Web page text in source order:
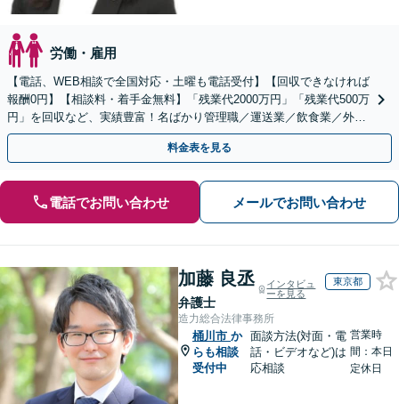
労働・雇用
【電話、WEB相談で全国対応・土曜も電話受付】【回収できなければ
報酬0円】【相談料・着手金無料】「残業代2000万円」「残業代500万
円」を回収など、実績豊富！名ばかり管理職／運送業／飲食業／外資
系など妥協せずに交渉！他で断られた方も対応。
料金表を見る
電話でお問い合わせ メールでお問い合わせ
加藤 良丞
弁護士
インタビュ
ーを見る
東京都
造力総合法律事務所
桶川市 か
らも相談
受付中
面談方法(対面・電
話・ビデオなど)は
応相談
営業時
間：本日
定休日